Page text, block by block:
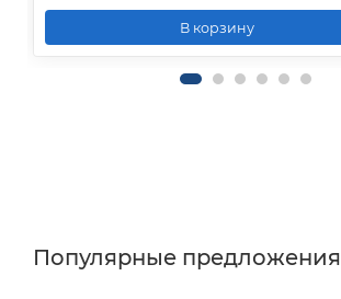
В корзину
Популярные предложения